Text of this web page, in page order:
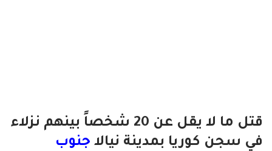
قتل ما لا يقل عن 20 شخصاً بينهم نزلاء
في سجن كوريا بمدينة نيالا جنوب